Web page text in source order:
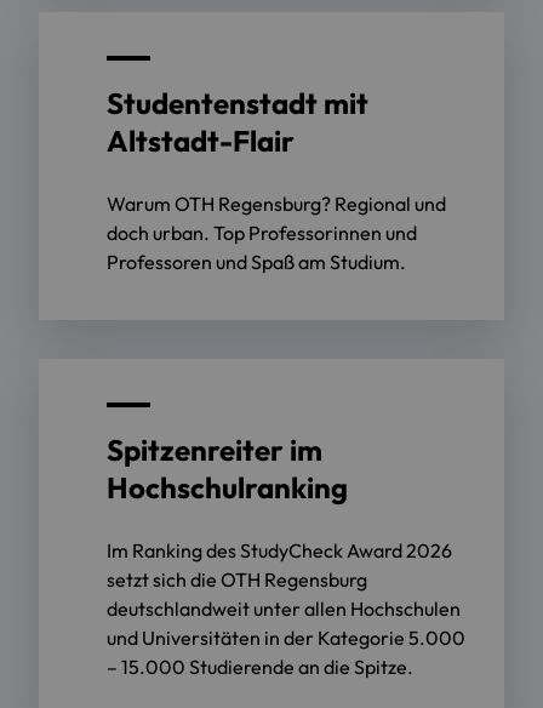
Studentenstadt mit
Altstadt-Flair
Warum OTH Regensburg? Regional und
doch urban. Top Professorinnen und
Professoren und Spaß am Studium.
Spitzenreiter im
Hochschulranking
Im Ranking des StudyCheck Award 2026
setzt sich die OTH Regensburg
deutschlandweit unter allen Hochschulen
und Universitäten in der Kategorie 5.000
– 15.000 Studierende an die Spitze.